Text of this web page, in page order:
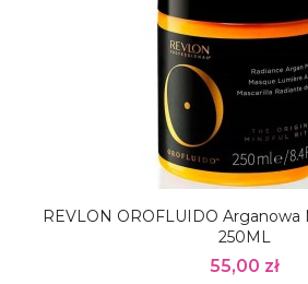
REVLON OROFLUIDO Arganowa
250ML
55,00 zł